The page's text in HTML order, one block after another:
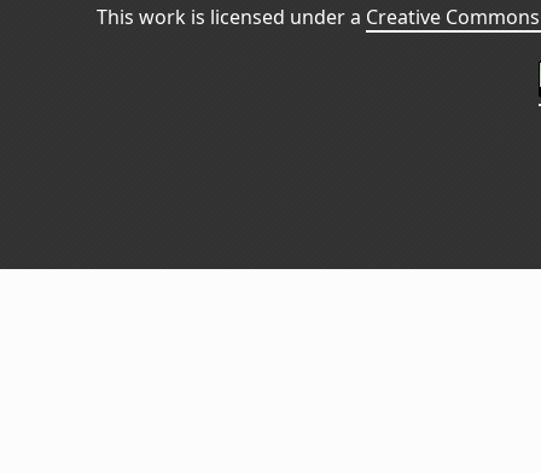
This work is licensed under a Creative